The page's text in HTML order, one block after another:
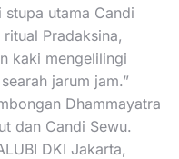
utama Candi
Pradaksina,
kaki mengelilingi
jarum jam.”
Dhammayatra
dan Candi Sewu.
DKI Jakarta,